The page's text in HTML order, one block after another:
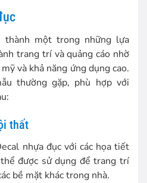
thành một trong những lựa
trang trí và quảng cáo nhờ
và khả năng ứng dụng cao.
thường gặp, phù hợp với
thất
nhựa đục với các họa tiết
được sử dụng để trang trí
bề mặt khác trong nhà.